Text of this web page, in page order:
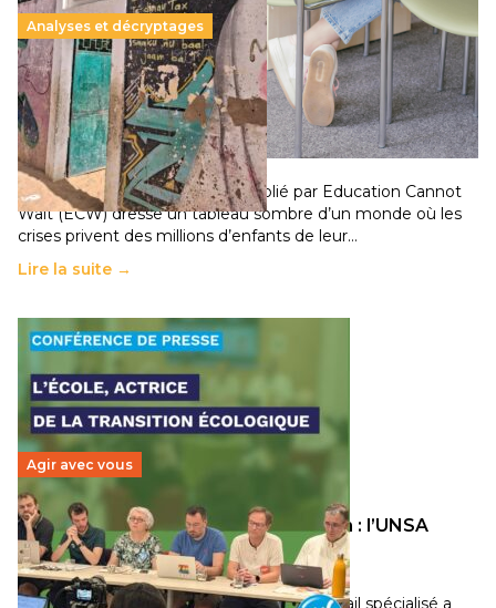
Analyses et décryptages
258 millions d’enfants victimes de la guerre, des
chocs climatiques et des déplacements de
population
11 juillet 2026- National
Un nouveau rapport mondial publié par Education Cannot
Wait (ECW) dresse un tableau sombre d’un monde où les
crises privent des millions d’enfants de leur…
Lire la suite →
Agir avec vous
Transition écologique de l’éducation : l’UNSA
Éducation fait bouger les lignes
30 juin 2026-National
Pendant plusieurs mois, un groupe de travail spécialisé a